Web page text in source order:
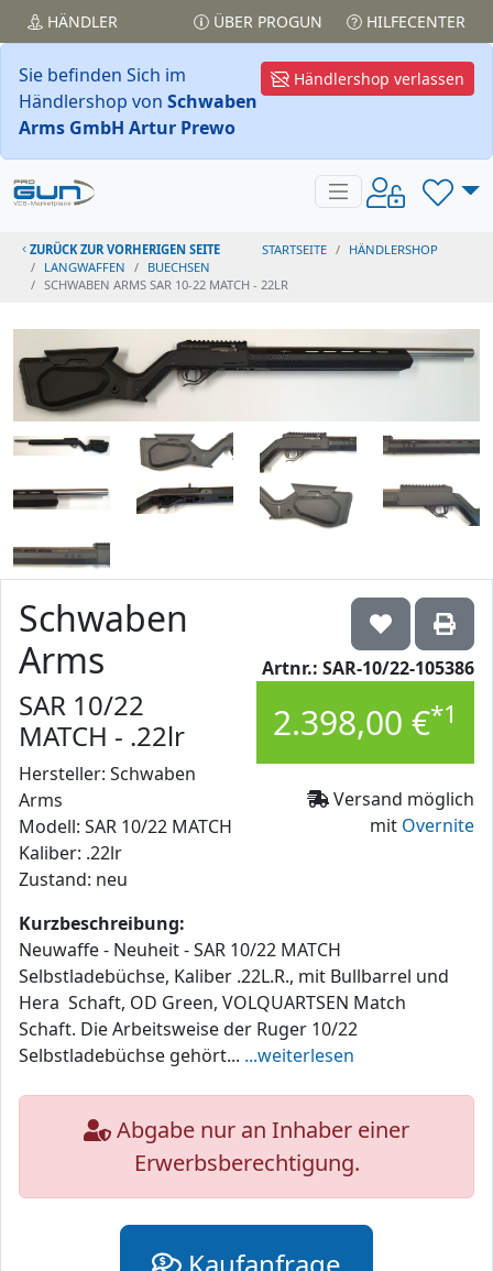
HÄNDLER ÜBER PROGUN HILFECENTER
Händlershop verlassen
Sie befinden Sich im
Händlershop von Schwaben
Arms GmbH Artur Prewo
ZURÜCK ZUR VORHERIGEN SEITE STARTSEITE
HÄNDLERSHOP
LANGWAFFEN
BUECHSEN
SCHWABEN ARMS SAR 10-22 MATCH - 22LR
Artnr.: SAR-10/22-105386
2.398,00 €*1
Versand möglich
mit Overnite
Schwaben
Arms
SAR 10/22
MATCH - .22lr
Hersteller: Schwaben
Arms
Modell: SAR 10/22 MATCH
Kaliber: .22lr
Zustand: neu
Kurzbeschreibung:
Neuwaffe - Neuheit - SAR 10/22 MATCH
Selbstladebüchse, Kaliber .22L.R., mit Bullbarrel und
Hera Schaft, OD Green, VOLQUARTSEN Match
Schaft. Die Arbeitsweise der Ruger 10/22
Selbstladebüchse gehört... ...weiterlesen
Abgabe nur an Inhaber einer
Erwerbsberechtigung.